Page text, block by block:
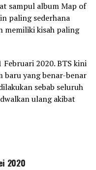
sampul album Map of
paling sederhana
memiliki kisah paling
2020. BTS kini
baru yang benar-benar
sebab seluruh
ulang akibat
2020